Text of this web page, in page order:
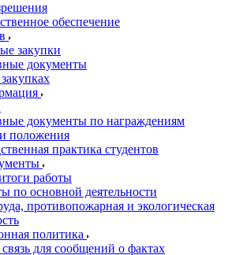
обеспечение
закупки
документы
документы по награждениям
положения
практика студентов
работы
по основной деятельности
противопожарная и экологическая
политика
для сообщений о фактах